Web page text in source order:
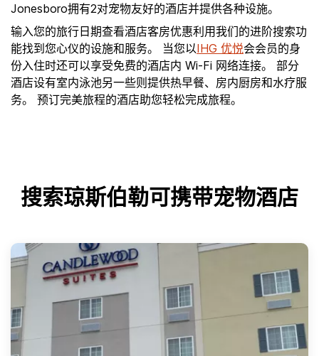
Jonesboro拥有2对宠物友好的酒店并提供各种设施。
输入您的旅行日期查看酒店客房优惠利用我们的进阶搜索功
能找到您心仪的设施和服务。 当您以IHG 优悦会会员的身
份入住时还可以享受免费的酒店内 Wi-Fi 网络连接。 部分
酒店设有室内泳池另一些则提供热早餐、房内厨房和水疗服
务。 预订完美旅程的酒店助您轻松完成旅程。
搜索琼斯伯勒可携带宠物酒店